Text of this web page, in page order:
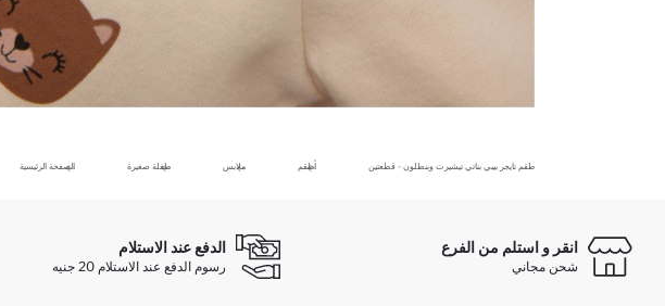
الصفحة الرئيسية طفلة صغيرة ملابس أطقم طقم تايجر بيبي بناتي تيشيرت وبنطلون - قطعتين
انقر و استلم من الفرع
شحن مجاني
الدفع عند الاستلام
رسوم الدفع عند الاستلام 20 جنيه